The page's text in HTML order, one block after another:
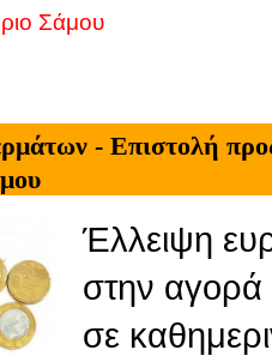
Σάμου
- Επιστολή
Έλλειψη
στην αγορά
σε